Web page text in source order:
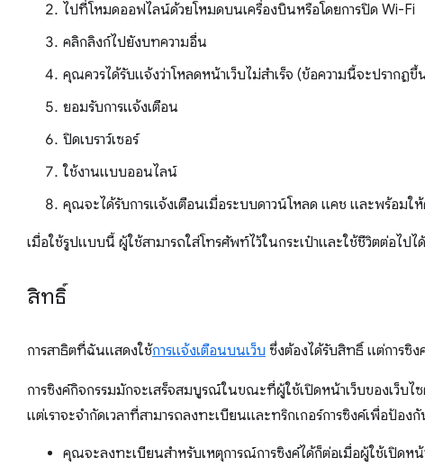
ไปที่โหมดออฟไลน์ด้วยโหมดบนเครื่องบินหรือโดยการปิด Wi-Fi
คลิกลิงก์ไปยังบทความอื่น
คุณควรได้รับแจ้งว่าโหลดหน้าเว็บไม่สำเร็จ (ข้อความนี้จะปรากฏขึ้
ยอมรับการแจ้งเตือน
ปิดเบราว์เซอร์
ใช้งานแบบออนไลน์
คุณจะได้รับการแจ้งเตือนเมื่อระบบดาวน์โหลด แคช และพร้อมใ
เมื่อใช้รูปแบบนี้ ผู้ใช้สามารถใส่โทรศัพท์ไว้ในกระเป๋าและใช้ชีวิตต่อไป
สิทธิ์
การสาธิตที่ฉันแสดงใช้การแจ้งเตือนบนเว็บ ซึ่งต้องได้รับสิทธิ์ แต่การซิ
การซิงค์กิจกรรมมักจะเสร็จสมบูรณ์ในขณะที่ผู้ใช้เปิดหน้าเว็บของเว็บ
แต่เราจะจำกัดเวลาที่สามารถลงทะเบียนและทริกเกอร์การซิงค์เพื่อป้องกั
คุณจะลงทะเบียนสำหรับเหตุการณ์การซิงค์ได้ก็ต่อเมื่อผู้ใช้เปิดหน้